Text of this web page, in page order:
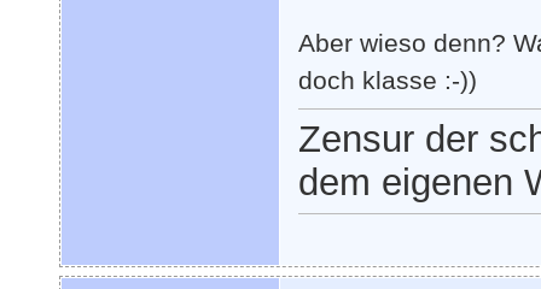
Aber wieso denn?
doch klasse :-))
Zensur der
dem eigenen